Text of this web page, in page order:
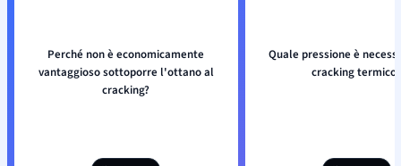
Perché non è economicamente
vantaggioso sottoporre l'ottano al
cracking?
Quale pressione è
cracking termico?